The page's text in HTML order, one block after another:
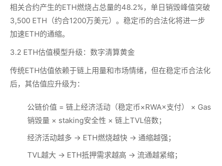
相关合约产生的ETH燃烧占总量的48.2%，单日销毁峰值突破
3,500 ETH（约合1200万美元）。稳定币的合法化将进一步
加速ETH的通缩。
3.2 ETH估值模型升级：数字清算黄金
传统ETH估值依赖于链上用量和市场情绪，但在稳定币合法化
后，其估值应升级为：
公链价值 = 链上经济活动（稳定币×RWA×支付） × Gas
销毁量 × staking安全性 × 链上TVL倍数；
经济活动越多 → ETH燃烧越快 → 通缩越强；
TVL越大 → ETH抵押需求越高 → 流通越紧缩；